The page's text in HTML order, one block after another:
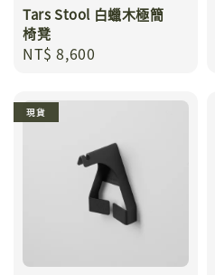
Tars Stool 白蠟木極簡
椅凳
Regular
NT$ 8,600
現貨